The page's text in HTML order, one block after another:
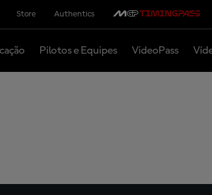
Store Authentics
Pilotos e Equipes VideoPass